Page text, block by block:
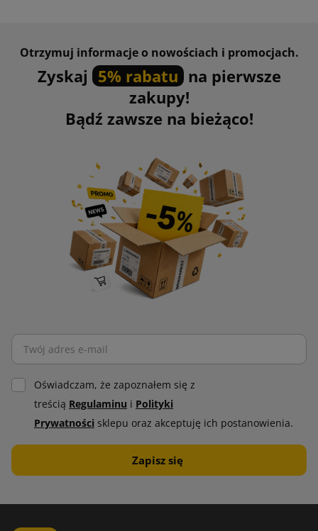
Otrzymuj informacje o nowościach i promocjach.
Zyskaj 5% rabatu na pierwsze
zakupy!
Bądź zawsze na bieżąco!
Oświadczam, że zapoznałem się z
treścią Regulaminu i Polityki
Prywatności sklepu oraz akceptuję ich postanowienia.